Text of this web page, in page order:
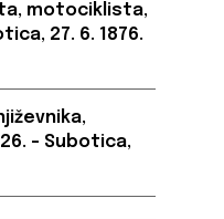
motociklista,
27. 6. 1876.
– Subotica,